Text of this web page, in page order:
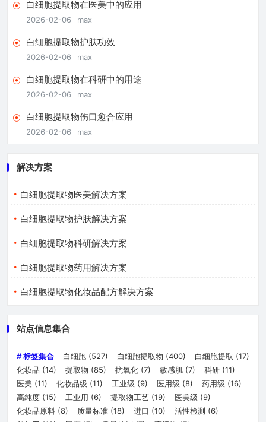
白细胞提取物在医美中的应用
2026-02-06 max
白细胞提取物护肤功效
2026-02-06 max
白细胞提取物在科研中的用途
2026-02-06 max
白细胞提取物伤口愈合应用
2026-02-06 max
解决方案
白细胞提取物医美解决方案
白细胞提取物护肤解决方案
白细胞提取物科研解决方案
白细胞提取物药用解决方案
白细胞提取物化妆品配方解决方案
站点信息集合
# 标签集合 白细胞 (527) 白细胞提取物 (400) 白细胞提取 (17)
化妆品 (14) 提取物 (85) 抗氧化 (7) 敏感肌 (7) 科研 (11)
医美 (11) 化妆品级 (11) 工业级 (9) 医用级 (8) 药用级 (16)
高纯度 (15) 工业用 (6) 提取物工艺 (19) 医美级 (9)
化妆品原料 (8) 质量标准 (18) 进口 (10) 活性检测 (6)